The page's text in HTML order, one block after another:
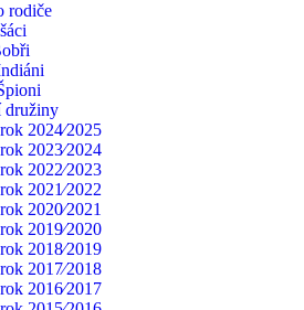
rodiče
družiny
2024⁄2025
2023⁄2024
2022⁄2023
2021⁄2022
2020⁄2021
2019⁄2020
2018⁄2019
2017⁄2018
2016⁄2017